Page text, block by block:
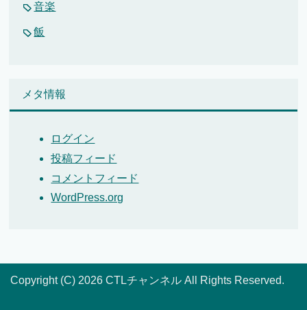
音楽
飯
メタ情報
ログイン
投稿フィード
コメントフィード
WordPress.org
Copyright (C) 2026 CTLチャンネル All Rights Reserved.